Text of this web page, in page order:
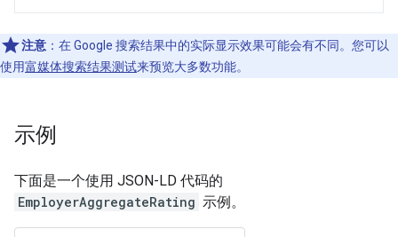
注意 ：在 Google 搜索结果中的实际显示效果可能会有不同。您可以
使用富媒体搜索结果测试来预览大多数功能。
示例
下面是一个使用 JSON-LD 代码的
EmployerAggregateRating 示例。